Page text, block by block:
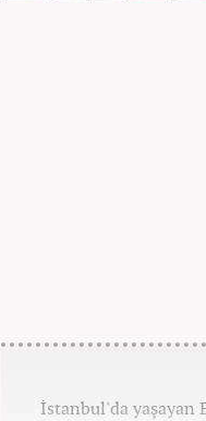
İstanbul'da yaşayan